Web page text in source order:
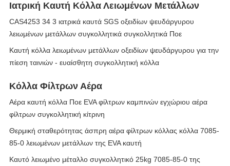
Ιατρική Καυτή Κόλλα Λειωμένων Μετάλλων
CAS4253 34 3 ιατρικά καυτά SGS οξειδίων ψευδάργυρου
λειωμένων μετάλλων συγκολλητικά συγκολλητικά Ποε
Καυτή κόλλα λειωμένων μετάλλων οξειδίων ψευδάργυρου για την
πίεση ταινιών - ευαίσθητη συγκολλητική κόλλα
Κόλλα Φίλτρων Αέρα
Αέρα καυτή κόλλα Ποε EVA φίλτρων καμπινών εγχώριου αέρα
φίλτρων συγκολλητική κίτρινη
Θερμική σταθερότητας άσπρη αέρα φίλτρων κόλλας κόλλα 7085-
85-0 λειωμένων μετάλλων της EVA καυτή
Καυτό λειωμένο μέταλλο συγκολλητικό 25kg 7085-85-0 της